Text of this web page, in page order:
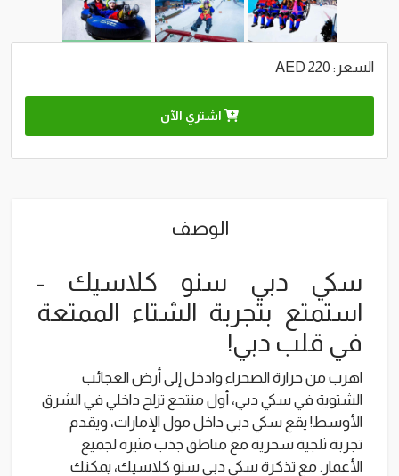
السعر: 220 AED
اشتري الآن
الوصف
سكي دبي سنو كلاسيك -
استمتع بتجربة الشتاء الممتعة
في قلب دبي!
اهرب من حرارة الصحراء وادخل إلى أرض العجائب
الشتوية في سكي دبي، أول منتجع تزلج داخلي في الشرق
الأوسط! يقع سكي دبي داخل مول الإمارات، ويقدم
تجربة ثلجية سحرية مع مناطق جذب مثيرة لجميع
الأعمار. مع تذكرة سكي دبي سنو كلاسيك، يمكنك